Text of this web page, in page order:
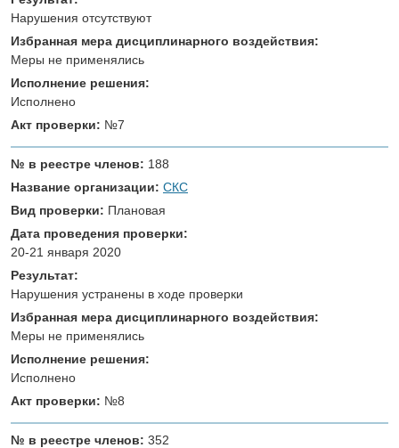
Нарушения отсутствуют
Избранная мера дисциплинарного воздействия:
Меры не применялись
Исполнение решения:
Исполнено
Акт проверки: №7
№ в реестре членов: 188
Название организации: СКС
Вид проверки: Плановая
Дата проведения проверки:
20-21 января 2020
Результат:
Нарушения устранены в ходе проверки
Избранная мера дисциплинарного воздействия:
Меры не применялись
Исполнение решения:
Исполнено
Акт проверки: №8
№ в реестре членов: 352